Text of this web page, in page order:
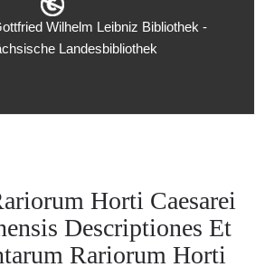
Wilhelm Leibniz Bibliothek -
Landesbibliothek
Horti Caesarei
Descriptiones Et
Rariorum Horti